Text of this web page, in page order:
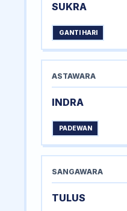
SUKRA
GANTI HARI
ASTAWARA
INDRA
PADEWAN
SANGAWARA
TULUS